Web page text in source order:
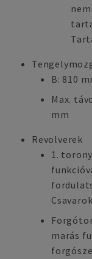
B: 810
Max.
mm
Revolverek
1.
marás